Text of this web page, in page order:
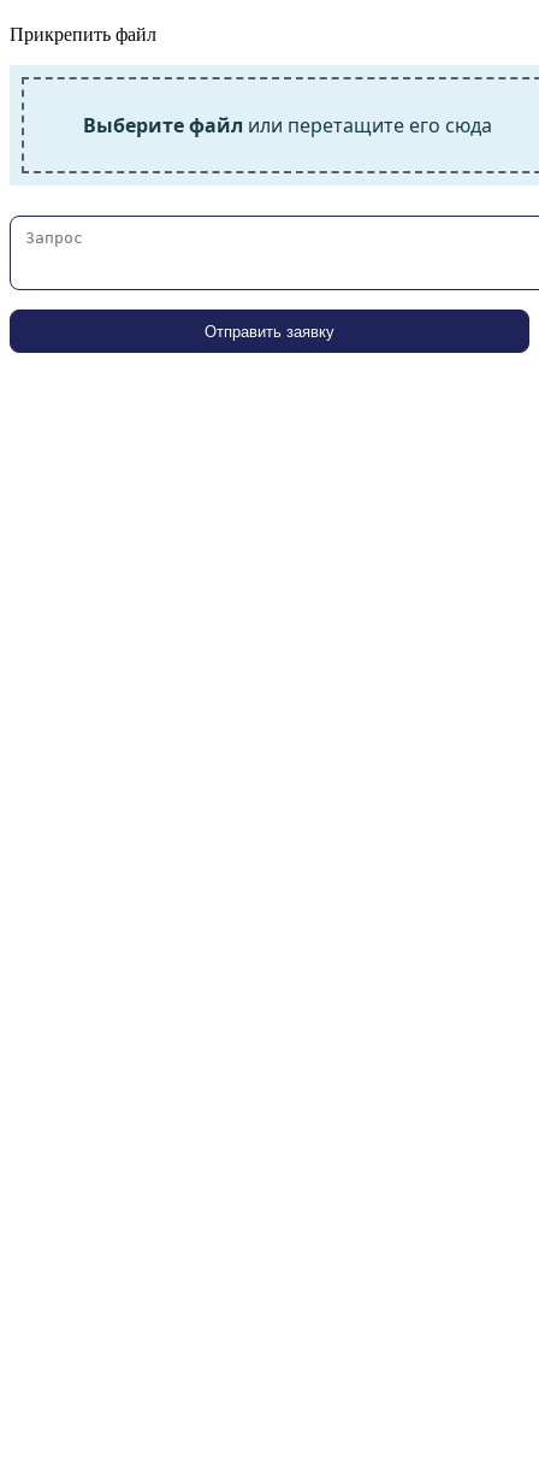
Прикрепить файл
Выберите файл или перетащите его сюда